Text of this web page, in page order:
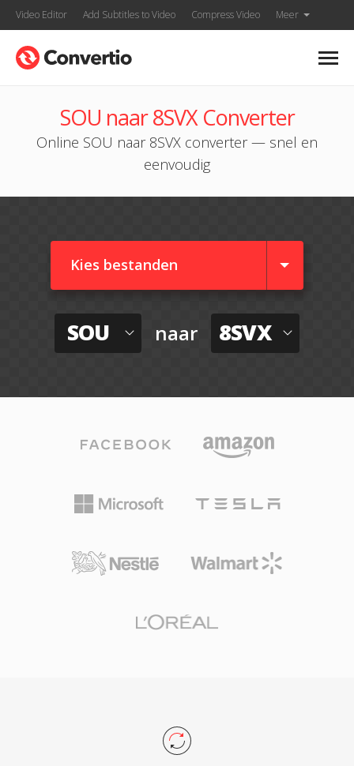
Video Editor Add Subtitles to Video Compress Video Meer
SOU naar 8SVX Converter
Online SOU naar 8SVX converter — snel en
eenvoudig
Kies bestanden
SOU naar 8SVX